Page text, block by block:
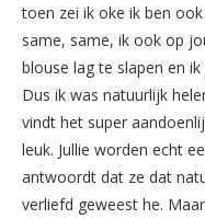
toen zei ik oke ik ben
same, same, ik ook op
blouse lag te slapen en
Dus ik was natuurlijk
vindt het super
leuk. Jullie worden echt
antwoordt dat ze dat
verliefd geweest he.